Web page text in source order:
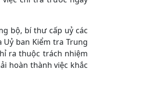
bộ, bí thư cấp uỷ các
Uỷ ban Kiểm tra Trung
ra thuộc trách nhiệm
hoàn thành việc khắc